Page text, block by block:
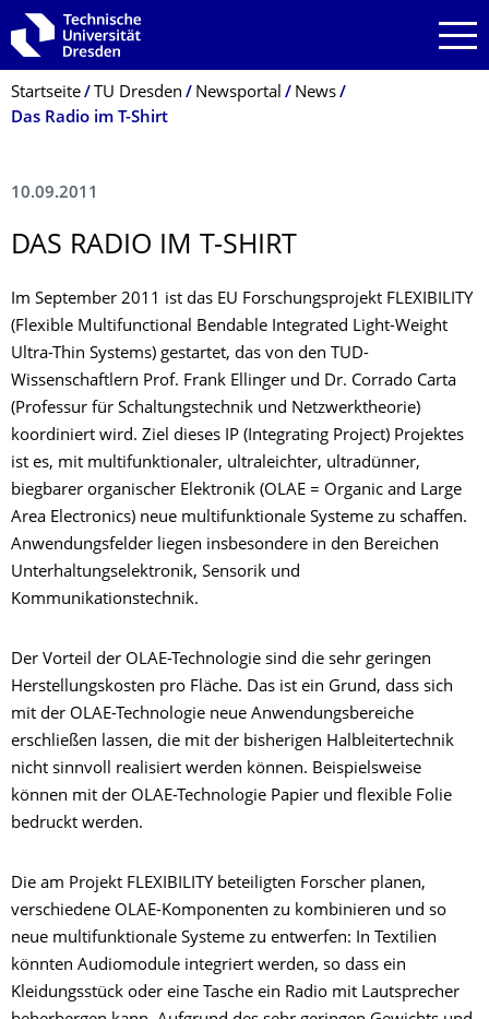
Zur Hauptnavigation springen
Zur Suche springen
Zum Inhalt springen
Breadcrumb-Menü
Startseite TU Dresden Newsportal
News
Das Radio im T-Shirt
10.09.2011
DAS RADIO IM T-SHIRT
Im September 2011 ist das EU Forschungsprojekt FLEXIBILITY
(Flexible Multifunctional Bendable Integrated Light-Weight
Ultra-Thin Systems) gestartet, das von den TUD-
Wissenschaftlern Prof. Frank Ellinger und Dr. Corrado Carta
(Professur für Schaltungstechnik und Netzwerktheorie)
koordiniert wird. Ziel dieses IP (Integrating Project) Projektes
ist es, mit multifunktionaler, ultraleichter, ultradünner,
biegbarer organischer Elektronik (OLAE = Organic and Large
Area Electronics) neue multifunktionale Systeme zu schaffen.
Anwendungsfelder liegen insbesondere in den Bereichen
Unterhaltungselektronik, Sensorik und
Kommunikationstechnik.
Der Vorteil der OLAE-Technologie sind die sehr geringen
Herstellungskosten pro Fläche. Das ist ein Grund, dass sich
mit der OLAE-Technologie neue Anwendungsbereiche
erschließen lassen, die mit der bisherigen Halbleitertechnik
nicht sinnvoll realisiert werden können. Beispielsweise
können mit der OLAE-Technologie Papier und flexible Folie
bedruckt werden.
Die am Projekt FLEXIBILITY beteiligten Forscher planen,
verschiedene OLAE-Komponenten zu kombinieren und so
neue multifunktionale Systeme zu entwerfen: In Textilien
könnten Audiomodule integriert werden, so dass ein
Kleidungsstück oder eine Tasche ein Radio mit Lautsprecher